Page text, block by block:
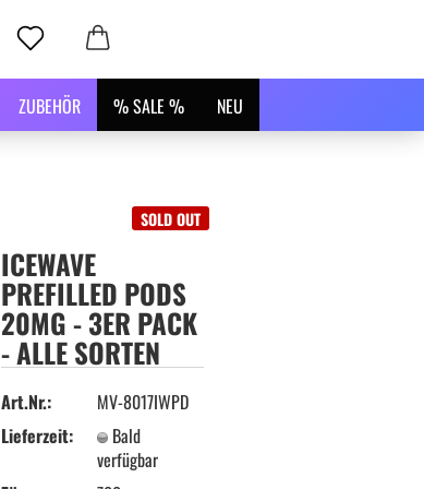
ZUBEHÖR % SALE % NEU
SOLD OUT
ICEWAVE
PREFILLED PODS
20MG - 3ER PACK
- ALLE SORTEN
Art.Nr.:
MV-8017IWPD
Lieferzeit:
Bald
verfügbar